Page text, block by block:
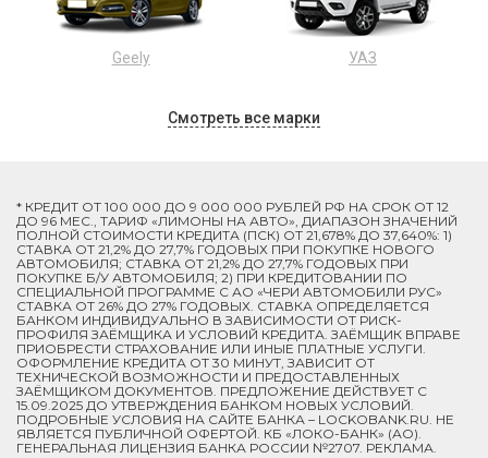
Geely УАЗ
Смотреть все марки
* КРЕДИТ ОТ 100 000 ДО 9 000 000 РУБЛЕЙ РФ НА СРОК ОТ 12
ДО 96 МЕС., ТАРИФ «ЛИМОНЫ НА АВТО», ДИАПАЗОН ЗНАЧЕНИЙ
ПОЛНОЙ СТОИМОСТИ КРЕДИТА (ПСК) ОТ 21,678% ДО 37,640%: 1)
СТАВКА ОТ 21,2% ДО 27,7% ГОДОВЫХ ПРИ ПОКУПКЕ НОВОГО
АВТОМОБИЛЯ; СТАВКА ОТ 21,2% ДО 27,7% ГОДОВЫХ ПРИ
ПОКУПКЕ Б/У АВТОМОБИЛЯ; 2) ПРИ КРЕДИТОВАНИИ ПО
СПЕЦИАЛЬНОЙ ПРОГРАММЕ C АО «ЧЕРИ АВТОМОБИЛИ РУС»
СТАВКА ОТ 26% ДО 27% ГОДОВЫХ. СТАВКА ОПРЕДЕЛЯЕТСЯ
БАНКОМ ИНДИВИДУАЛЬНО В ЗАВИСИМОСТИ ОТ РИСК-
ПРОФИЛЯ ЗАЁМЩИКА И УСЛОВИЙ КРЕДИТА. ЗАЁМЩИК ВПРАВЕ
ПРИОБРЕСТИ СТРАХОВАНИЕ ИЛИ ИНЫЕ ПЛАТНЫЕ УСЛУГИ.
ОФОРМЛЕНИЕ КРЕДИТА ОТ 30 МИНУТ, ЗАВИСИТ ОТ
ТЕХНИЧЕСКОЙ ВОЗМОЖНОСТИ И ПРЕДОСТАВЛЕННЫХ
ЗАЁМЩИКОМ ДОКУМЕНТОВ. ПРЕДЛОЖЕНИЕ ДЕЙСТВУЕТ С
15.09.2025 ДО УТВЕРЖДЕНИЯ БАНКОМ НОВЫХ УСЛОВИЙ.
ПОДРОБНЫЕ УСЛОВИЯ НА САЙТЕ БАНКА – LOCKOBANK.RU. НЕ
ЯВЛЯЕТСЯ ПУБЛИЧНОЙ ОФЕРТОЙ. КБ «ЛОКО-БАНК» (АО).
ГЕНЕРАЛЬНАЯ ЛИЦЕНЗИЯ БАНКА РОССИИ №2707. РЕКЛАМА.